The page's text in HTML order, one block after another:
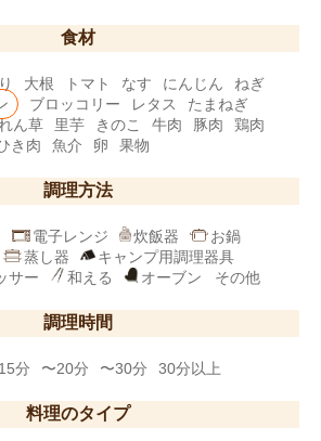
食材
大根 トマト なす にんじん
ねぎ
ブロッコリー レタス
たまねぎ
ん草 里芋 きのこ 牛肉 豚肉
鶏肉
き肉
魚介 卵 果物
調理方法
電子レンジ 炊飯器
お鍋
蒸し器
キャンプ用調理器具
サー
和える オーブン その他
調理時間
分 〜20分 〜30分 30分以上
料理のタイプ